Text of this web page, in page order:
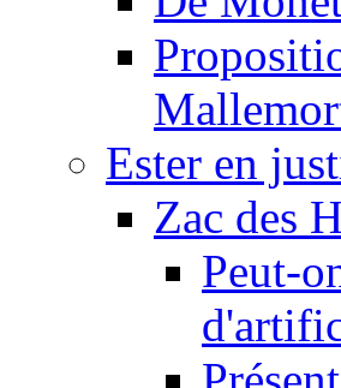
Ester en
Zac des
Peut-